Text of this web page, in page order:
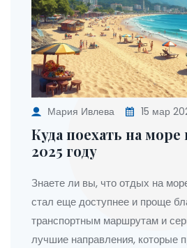
Мария Ивлева 15 мар
Куда поехать на
2025 году
Знаете ли вы, что отдых на
стал еще доступнее и проще
транспортным маршрутам и
лучшие направления, которые